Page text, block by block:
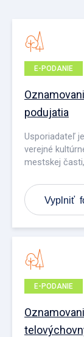
E-PODANIE
podujatia
Usporiadateľ
verejné
mestskej
Vyplniť
E-PODANIE